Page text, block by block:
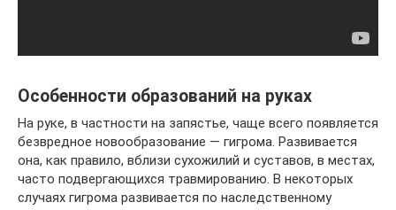
Особенности образований на руках
На руке, в частности на запястье, чаще всего появляется
безвредное новообразование — гигрома. Развивается
она, как правило, вблизи сухожилий и суставов, в местах,
часто подвергающихся травмированию. В некоторых
случаях гигрома развивается по наследственному